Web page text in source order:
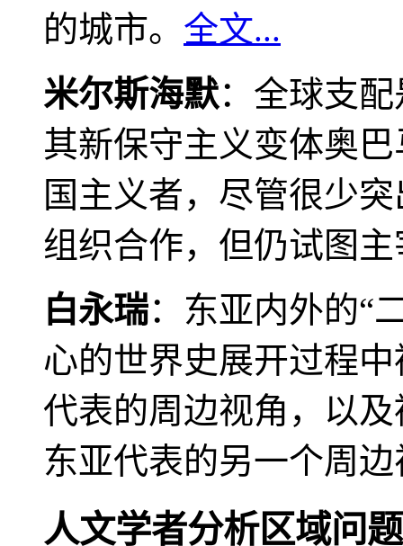
的城市。 全文...
米尔斯海默：全球支
其新保守主义变体奥
国主义者，尽管很少
组织合作，但仍试图
白永瑞：东亚内外的“
心的世界史展开过程
代表的周边视角，以
东亚代表的另一个周
人文学者分析区域问题